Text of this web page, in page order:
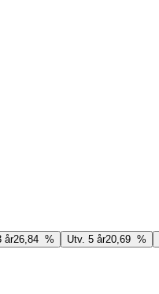
år26,84 % Utv. 5 år20,69 %